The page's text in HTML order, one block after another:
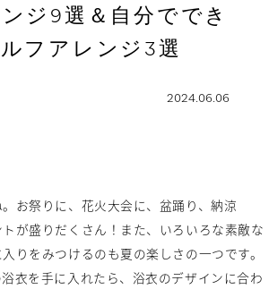
ジ9選＆自分ででき
フアレンジ3選
2024.06.06
お祭りに、花火大会に、盆踊り、納涼
が盛りだくさん！また、いろいろな素敵な
りをみつけるのも夏の楽しさの一つです。
衣を手に入れたら、浴衣のデザインに合わ